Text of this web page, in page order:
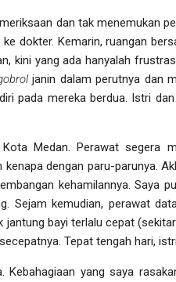
dan tak menemukan
dokter. Kemarin, ruangan
kini yang ada hanyalah
janin dalam perutnya dan
pada mereka berdua. Istri
Medan. Perawat segera
dengan paru-parunya.
kehamilannya. Saya
Sejam kemudian, perawat
bayi terlalu cepat
Tepat tengah hari,
Kebahagiaan yang saya